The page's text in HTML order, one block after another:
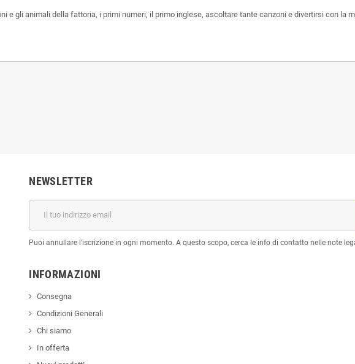
e gli animali della fattoria, i primi numeri, il primo inglese, ascoltare tante canzoni e divertirsi con la
NEWSLETTER
Puoi annullare l'iscrizione in ogni momento. A questo scopo, cerca le info di contatto nelle note
INFORMAZIONI
Consegna
Condizioni Generali
Chi siamo
In offerta